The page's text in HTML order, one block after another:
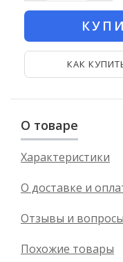
КАК
О товаре
Характеристики
О доставке и
Отзывы и
Похожие товары